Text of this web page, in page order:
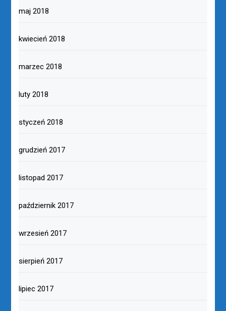
maj 2018
kwiecień 2018
marzec 2018
luty 2018
styczeń 2018
grudzień 2017
listopad 2017
październik 2017
wrzesień 2017
sierpień 2017
lipiec 2017